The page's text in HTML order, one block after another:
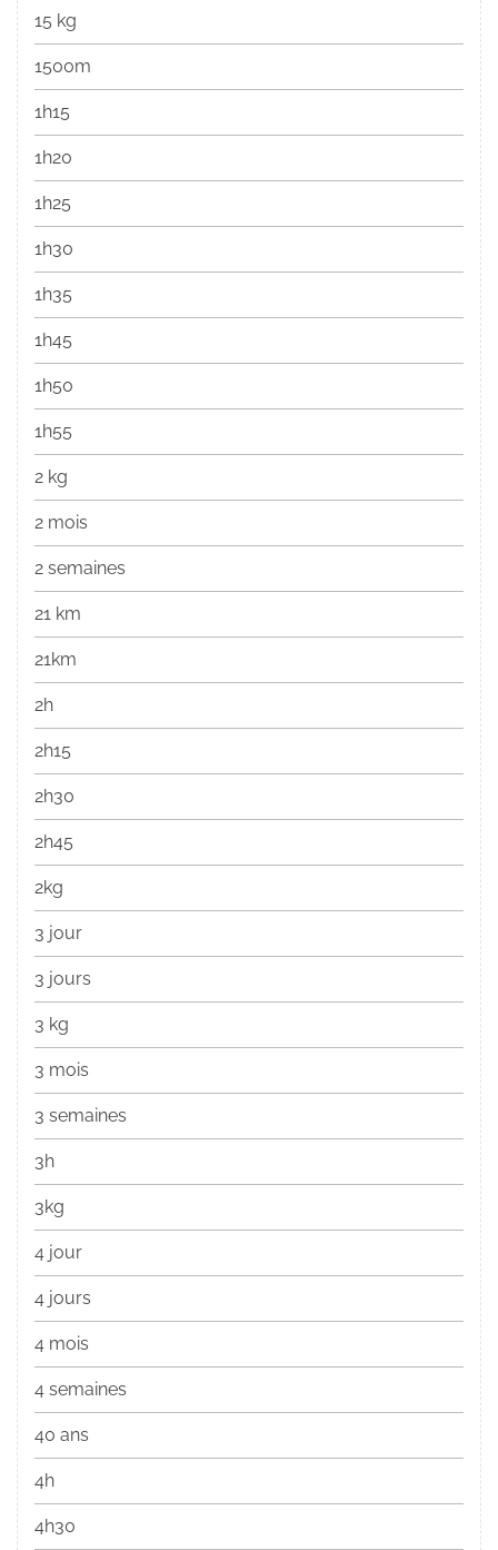
15 kg
1500m
1h15
1h20
1h25
1h30
1h35
1h45
1h50
1h55
2 kg
2 mois
2 semaines
21 km
21km
2h
2h15
2h30
2h45
2kg
3 jour
3 jours
3 kg
3 mois
3 semaines
3h
3kg
4 jour
4 jours
4 mois
4 semaines
40 ans
4h
4h30